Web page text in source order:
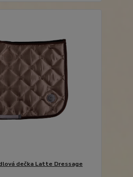
dečka Latte Dressage